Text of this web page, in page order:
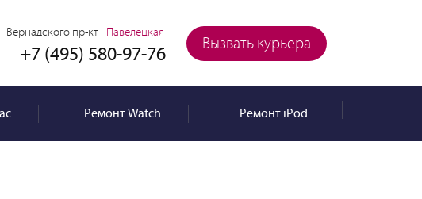
Вызвать курьера
Вернадского пр-кт Павелецкая
+7 (495) 580-97-76
РемонтWatch РемонтiPod